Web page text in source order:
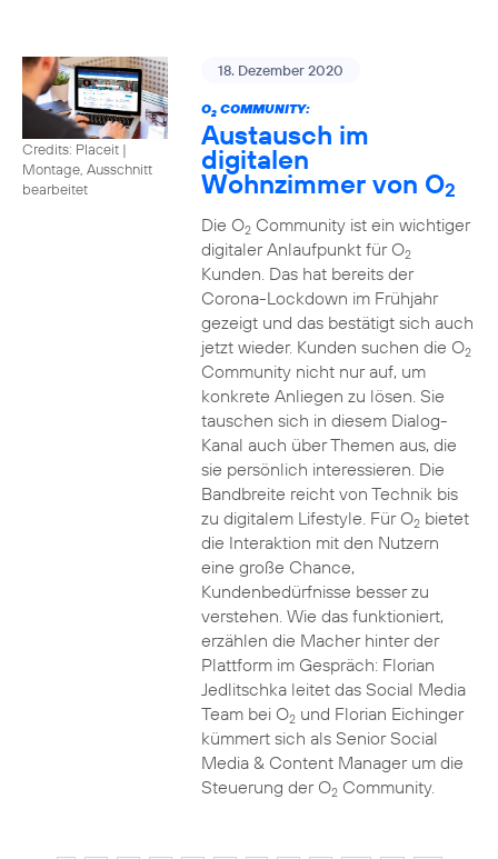
Credits: Placeit |
Montage, Ausschnitt
bearbeitet
18. Dezember 2020
O2COMMUNITY:
Austausch im
digitalen
Wohnzimmer von O2
Die O2Community ist ein wichtiger
digitaler Anlaufpunkt für O2
Kunden. Das hat bereits der
Corona-Lockdown im Frühjahr
gezeigt und das bestätigt sich auch
jetzt wieder. Kunden suchen die O2
Community nicht nur auf, um
konkrete Anliegen zu lösen. Sie
tauschen sich in diesem Dialog-
Kanal auch über Themen aus, die
sie persönlich interessieren. Die
Bandbreite reicht von Technik bis
zu digitalem Lifestyle. Für O2bietet
die Interaktion mit den Nutzern
eine große Chance,
Kundenbedürfnisse besser zu
verstehen. Wie das funktioniert,
erzählen die Macher hinter der
Plattform im Gespräch: Florian
Jedlitschka leitet das Social Media
Team bei O2und Florian Eichinger
kümmert sich als Senior Social
Media & Content Manager um die
Steuerung der O2Community.